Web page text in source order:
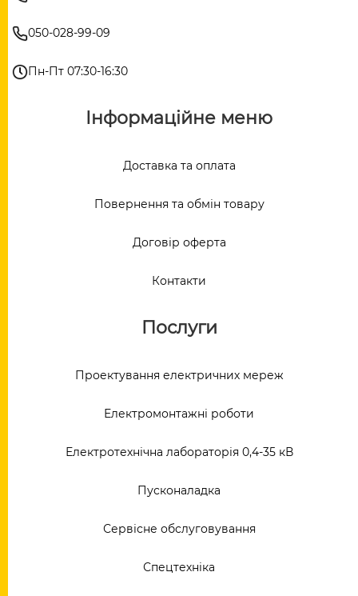
050-028-99-09
Пн-Пт 07:30-16:30
Інформаційне меню
Доставка та оплата
Повернення та обмін товару
Договір оферта
Контакти
Послуги
Проектування електричних мереж
Електромонтажні роботи
Електротехнічна лабораторія 0,4-35 кВ
Пусконаладка
Сервісне обслуговування
Спецтехніка